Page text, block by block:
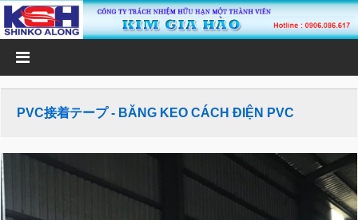
PVC接着テープ - BĂNG KEO CÁCH ĐIỆN PVC